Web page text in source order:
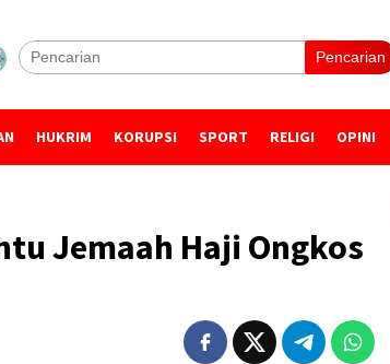
Pencarian
HUKRIM KORUPSI SPORT RELIGI OPINI
Jemaah Haji Ongkos